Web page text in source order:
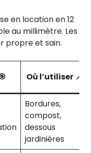
en location en 12
au millimètre. Les
propre et sain.
Où l’utiliser 📍
Bordures,
compost,
dessous
jardinières